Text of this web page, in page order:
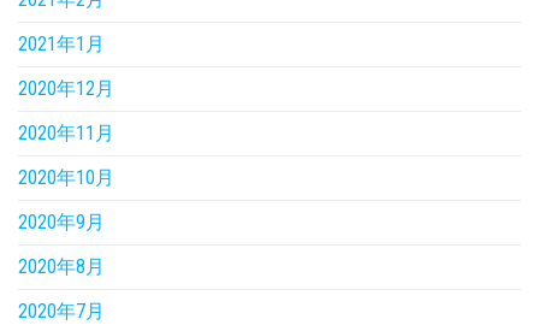
2021年1月
2020年12月
2020年11月
2020年10月
2020年9月
2020年8月
2020年7月